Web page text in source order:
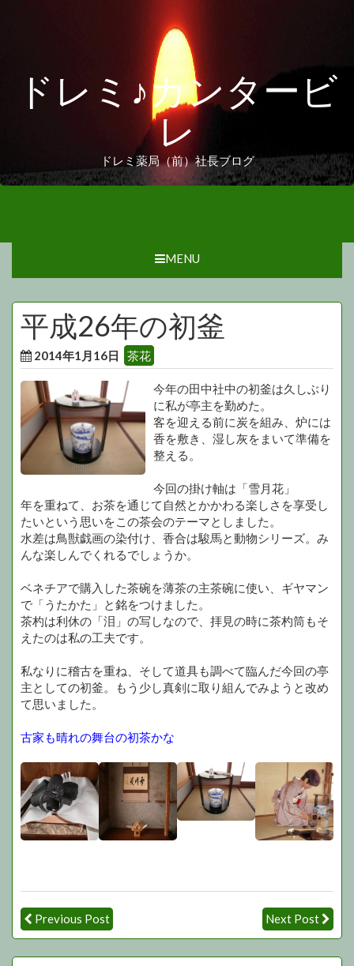
ドレミ♪カンタービ
レ
ドレミ薬局（前）社長ブログ
MENU
平成26年の初釜
2014年1月16日 茶花
今年の田中社中の初釜は久しぶり
に私が亭主を勤めた。
客を迎える前に炭を組み、炉には
香を敷き、湿し灰をまいて準備を
整える。
今回の掛け軸は「雪月花」
年を重ねて、お茶を通じて自然とかかわる楽しさを享受し
たいという思いをこの茶会のテーマとしました。
水差は鳥獣戯画の染付け、香合は駿馬と動物シリーズ。み
んな楽しんでくれるでしょうか。
ベネチアで購入した茶碗を薄茶の主茶碗に使い、ギヤマン
で「うたかた」と銘をつけました。
茶杓は利休の「泪」の写しなので、拝見の時に茶杓筒もそ
えたのは私の工夫です。
私なりに稽古を重ね、そして道具も調べて臨んだ今回の亭
主としての初釜。もう少し真剣に取り組んでみようと改め
て思いました。
古家も晴れの舞台の初茶かな
Previous Post Next Post